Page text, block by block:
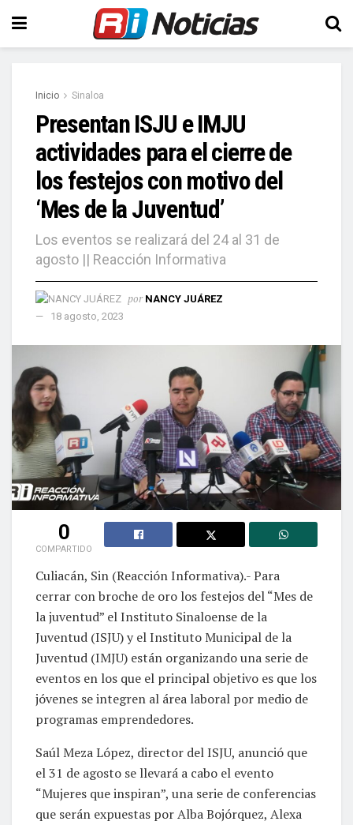
Inicio Sinaloa
Presentan ISJU e IMJU
actividades para el cierre de
los festejos con motivo del
‘Mes de la Juventud’
Los eventos se realizará del 24 al 31 de
agosto || Reacción Informativa
por NANCY JUÁREZ
18 agosto, 2023
0
COMPARTIDO
Culiacán, Sin (Reacción Informativa).- Para
cerrar con broche de oro los festejos del “Mes de
la juventud” el Instituto Sinaloense de la
Juventud (ISJU) y el Instituto Municipal de la
Juventud (IMJU) están organizando una serie de
eventos en los que el principal objetivo es que los
jóvenes se integren al área laboral por medio de
programas emprendedores.
Saúl Meza López, director del ISJU, anunció que
el 31 de agosto se llevará a cabo el evento
“Mujeres que inspiran”, una serie de conferencias
que serán expuestas por Alba Bojórquez, Alexa